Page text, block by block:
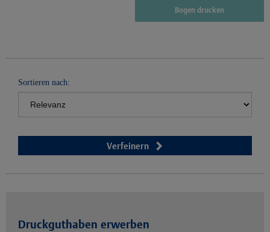
Bogen drucken
Sortieren nach:
Verfeinern
Druckguthaben erwerben